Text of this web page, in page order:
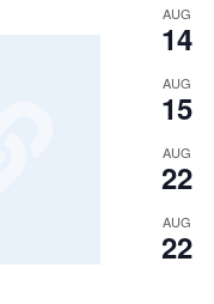
AUG
14
AUG
15
AUG
22
AUG
22